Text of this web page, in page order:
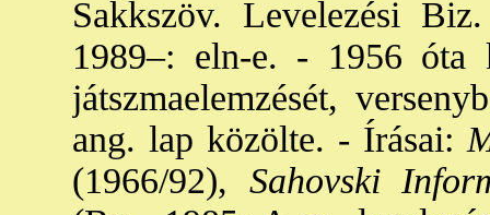
Sakkszöv. Levelezési
1989–: eln-e. - 1956 óta
játszmaelemzését,
ang. lap közölte. - Írásai:
(1966/92), Sahovski